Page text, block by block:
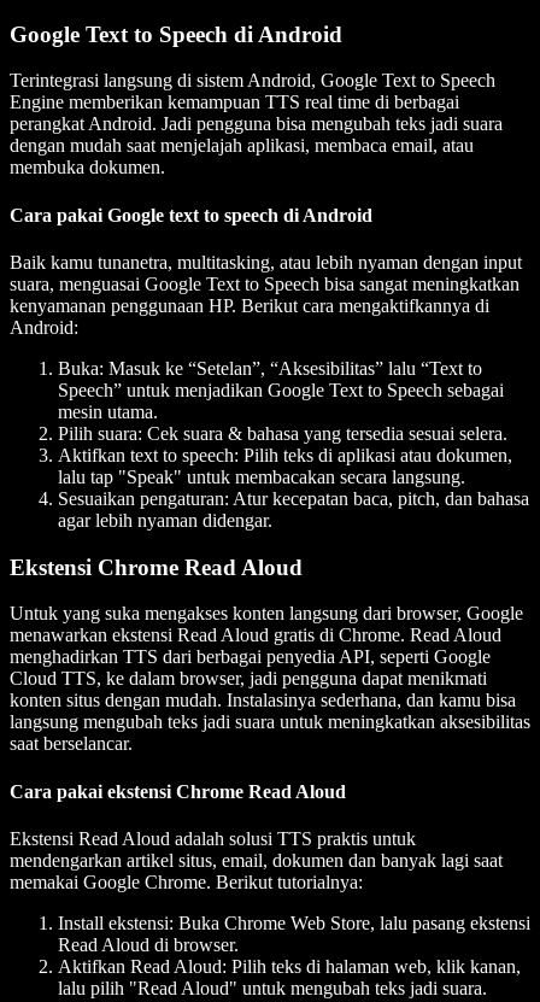
Google Text to Speech di Android
Terintegrasi langsung di sistem Android, Google Text to Speech
Engine memberikan kemampuan TTS real time di berbagai
perangkat Android. Jadi pengguna bisa mengubah teks jadi suara
dengan mudah saat menjelajah aplikasi, membaca email, atau
membuka dokumen.
Cara pakai Google text to speech di Android
Baik kamu tunanetra, multitasking, atau lebih nyaman dengan input
suara, menguasai Google Text to Speech bisa sangat meningkatkan
kenyamanan penggunaan HP. Berikut cara mengaktifkannya di
Android:
Buka: Masuk ke “Setelan”, “Aksesibilitas” lalu “Text to
Speech” untuk menjadikan Google Text to Speech sebagai
mesin utama.
Pilih suara: Cek suara & bahasa yang tersedia sesuai selera.
Aktifkan text to speech: Pilih teks di aplikasi atau dokumen,
lalu tap "Speak" untuk membacakan secara langsung.
Sesuaikan pengaturan: Atur kecepatan baca, pitch, dan bahasa
agar lebih nyaman didengar.
Ekstensi Chrome Read Aloud
Untuk yang suka mengakses konten langsung dari browser, Google
menawarkan ekstensi Read Aloud gratis di Chrome. Read Aloud
menghadirkan TTS dari berbagai penyedia API, seperti Google
Cloud TTS, ke dalam browser, jadi pengguna dapat menikmati
konten situs dengan mudah. Instalasinya sederhana, dan kamu bisa
langsung mengubah teks jadi suara untuk meningkatkan aksesibilitas
saat berselancar.
Cara pakai ekstensi Chrome Read Aloud
Ekstensi Read Aloud adalah solusi TTS praktis untuk
mendengarkan artikel situs, email, dokumen dan banyak lagi saat
memakai Google Chrome. Berikut tutorialnya:
Install ekstensi: Buka Chrome Web Store, lalu pasang ekstensi
Read Aloud di browser.
Aktifkan Read Aloud: Pilih teks di halaman web, klik kanan,
lalu pilih "Read Aloud" untuk mengubah teks jadi suara.